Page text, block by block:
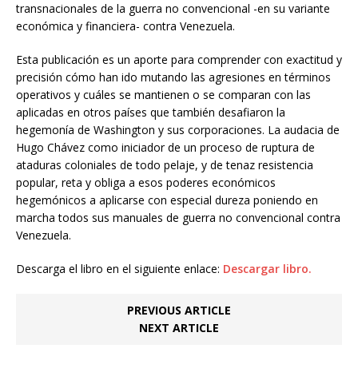
transnacionales de la guerra no convencional -en su variante
económica y financiera- contra Venezuela.
Esta publicación es un aporte para comprender con exactitud y
precisión cómo han ido mutando las agresiones en términos
operativos y cuáles se mantienen o se comparan con las
aplicadas en otros países que también desafiaron la
hegemonía de Washington y sus corporaciones. La audacia de
Hugo Chávez como iniciador de un proceso de ruptura de
ataduras coloniales de todo pelaje, y de tenaz resistencia
popular, reta y obliga a esos poderes económicos
hegemónicos a aplicarse con especial dureza poniendo en
marcha todos sus manuales de guerra no convencional contra
Venezuela.
Descarga el libro en el siguiente enlace: Descargar libro.
PREVIOUS ARTICLE
NEXT ARTICLE